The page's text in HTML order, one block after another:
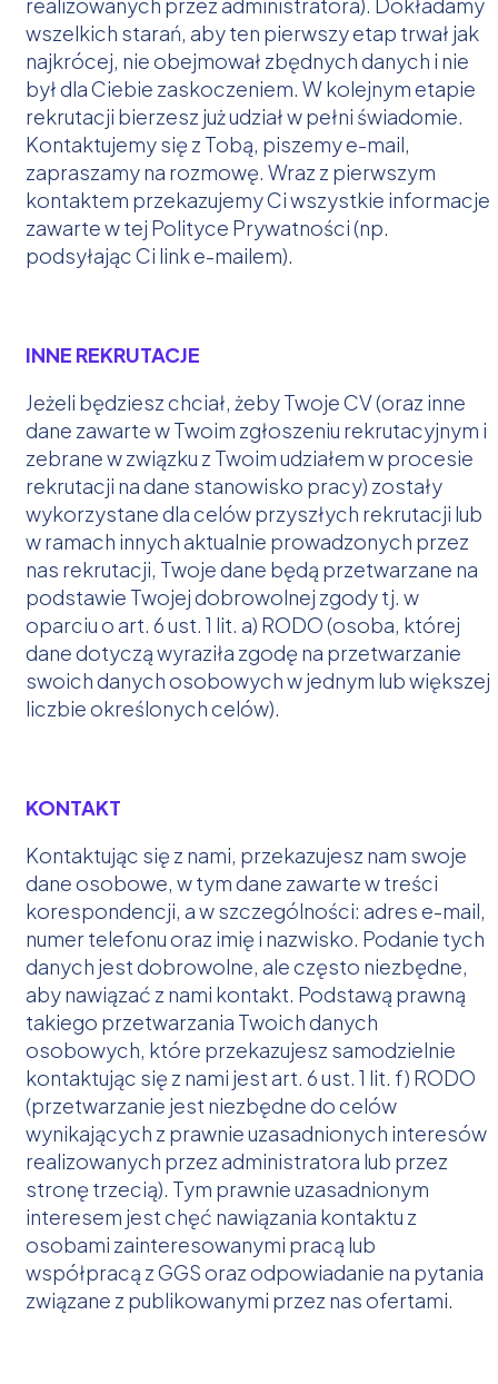
wszelkich starań, aby ten pierwszy etap trwał jak
najkrócej, nie obejmował zbędnych danych i nie
był dla Ciebie zaskoczeniem. W kolejnym etapie
rekrutacji bierzesz już udział w pełni świadomie.
Kontaktujemy się z Tobą, piszemy e-mail,
zapraszamy na rozmowę. Wraz z pierwszym
kontaktem przekazujemy Ci wszystkie informacje
zawarte w tej Polityce Prywatności (np.
podsyłając Ci link e-mailem).
INNE REKRUTACJE
Jeżeli będziesz chciał, żeby Twoje CV (oraz inne
dane zawarte w Twoim zgłoszeniu rekrutacyjnym i
zebrane w związku z Twoim udziałem w procesie
rekrutacji na dane stanowisko pracy) zostały
wykorzystane dla celów przyszłych rekrutacji lub
w ramach innych aktualnie prowadzonych przez
nas rekrutacji, Twoje dane będą przetwarzane na
podstawie Twojej dobrowolnej zgody tj. w
oparciu o art. 6 ust. 1 lit. a) RODO (osoba, której
dane dotyczą wyraziła zgodę na przetwarzanie
swoich danych osobowych w jednym lub większej
liczbie określonych celów).
KONTAKT
Kontaktując się z nami, przekazujesz nam swoje
dane osobowe, w tym dane zawarte w treści
korespondencji, a w szczególności: adres e-mail,
numer telefonu oraz imię i nazwisko. Podanie tych
danych jest dobrowolne, ale często niezbędne,
aby nawiązać z nami kontakt. Podstawą prawną
takiego przetwarzania Twoich danych
osobowych, które przekazujesz samodzielnie
kontaktując się z nami jest art. 6 ust. 1 lit. f) RODO
(przetwarzanie jest niezbędne do celów
wynikających z prawnie uzasadnionych interesów
realizowanych przez administratora lub przez
stronę trzecią). Tym prawnie uzasadnionym
interesem jest chęć nawiązania kontaktu z
osobami zainteresowanymi pracą lub
współpracą z GGS oraz odpowiadanie na pytania
związane z publikowanymi przez nas ofertami.